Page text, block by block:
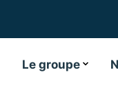
Le groupe